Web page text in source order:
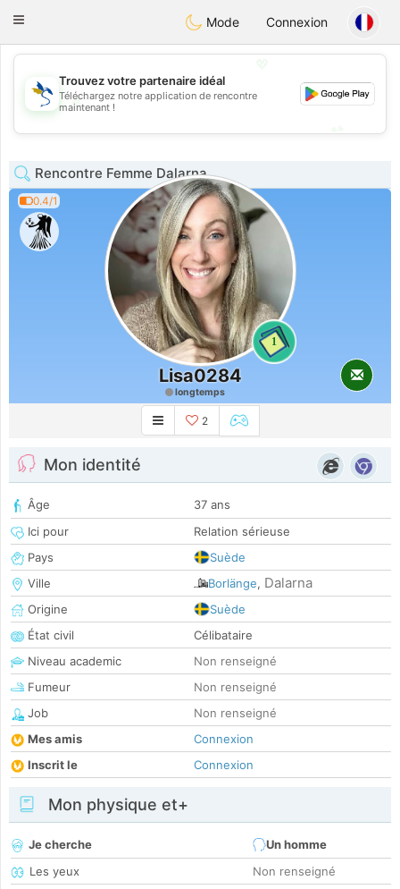
SvenskaDating
Toggle
Mode Connexion
💖
💕
Trouvez votre partenaire idéal
Téléchargez notre application de rencontre
maintenant !
Rencontre Femme Dalarna
0.4/1
1
Lisa0284
longtemps
2
Mon identité
Âge
37 ans
Ici pour
Relation sérieuse
Pays
Suède
Ville
Borlänge, Dalarna
Origine
Suède
État civil
Célibataire
Niveau academic
Non renseigné
Fumeur
Non renseigné
Job
Non renseigné
Mes amis
Connexion
Inscrit le
Connexion
Mon physique et+
Je cherche
Un homme
Les yeux
Non renseigné